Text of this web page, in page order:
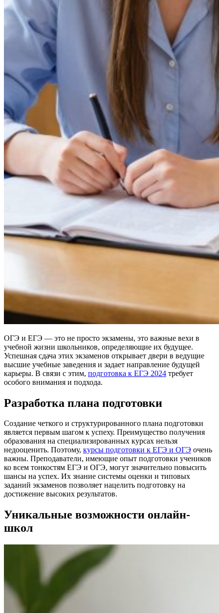
ОГЭ и ЕГЭ — это не просто экзамены, это важные вехи в
учебной жизни школьников, определяющие их будущее.
Успешная сдача этих экзаменов открывает двери в ведущие
высшие учебные заведения и задает направление будущей
карьеры. В связи с этим, подготовка к ЕГЭ 2024 требует
особого внимания и подхода.
Разработка плана подготовки
Создание четкого и структурированного плана подготовки
является первым шагом к успеху. Преимущество получения
образования на специализированных курсах нельзя
недооценить. Поэтому, курсы подготовки к ЕГЭ и ОГЭ очень
важны. Преподаватели, имеющие опыт подготовки учеников
ко всем тонкостям ЕГЭ и ОГЭ, могут значительно повысить
шансы на успех. Их знание системы оценки и типовых
заданий экзаменов позволяет нацелить подготовку на
достижение высоких результатов.
Уникальные возможности онлайн-
школ